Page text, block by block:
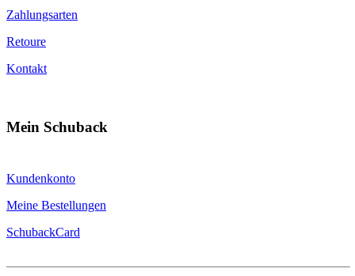
Zahlungsarten
Retoure
Kontakt
Mein Schuback
Kundenkonto
Meine Bestellungen
SchubackCard